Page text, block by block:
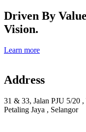
Driven By
Vision.
Learn more
Address
31 & 33, Jalan PJU 5/20
Petaling Jaya , Selangor